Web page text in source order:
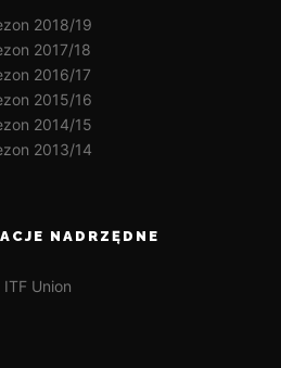
2018/19
2017/18
2016/17
2015/16
2014/15
2013/14
NADRZĘDNE
ITF Union